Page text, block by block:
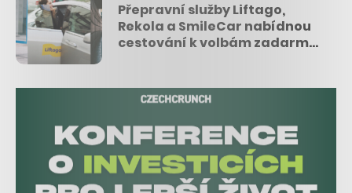
Přepravní služby Liftago,
Rekola a SmileCar nabídnou
cestování k volbám zadarmo